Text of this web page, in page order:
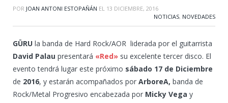
POR JOAN ANTONI ESTOPAÑÁN EL 13 DICIEMBRE, 2016
NOTICIAS, NOVEDADES
GÜRU la banda de Hard Rock/AOR liderada por el guitarrista
David Palau presentará «Red» su excelente tercer disco. El
evento tendrá lugar este próximo sábado 17 de Diciembre
de 2016, y estarán acompañados por ArboreA, banda de
Rock/Metal Progresivo encabezada por Micky Vega y